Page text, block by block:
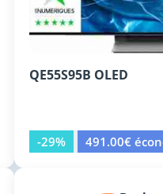
QE55S95B OLED
-29%
491.00€